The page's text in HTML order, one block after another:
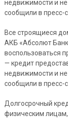
недвижимости и не
сообщили в пресс-
Все строящиеся
АКБ «Абсолют
воспользоваться
— кредит
недвижимости и не
сообщили в пресс-
Долгосрочный
физическим